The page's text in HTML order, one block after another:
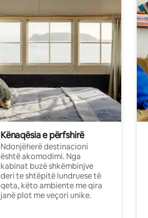
Kënaqësia e përfshirë
Ndonjëherë destinacioni
është akomodimi. Nga
kabinat buzë shkëmbinjve
deri te shtëpitë lundruese të
qeta, këto ambiente me qira
janë plot me veçori unike.